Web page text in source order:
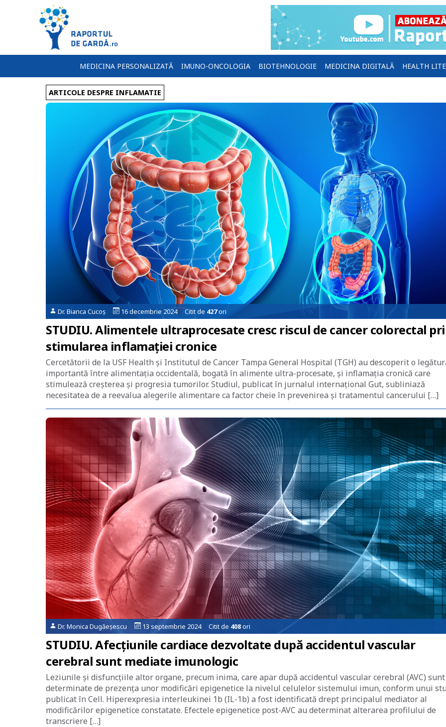
MEDICINA PERSONALIZATĂ IMUNO-ONCOLOGIA BIOTEHNOLOGIE MEDICINA DIGITALĂ HEALTH
ARTICOLE DESPRE INFLAMATIE
Dr. Bianca Cucoș 16 decembrie 2024 Citit de 427ori
STUDIU. Alimentele ultraprocesate cresc riscul de cancer colorectal
stimularea inflamației cronice
Cercetătorii de la USF Health și Institutul de Cancer Tampa General Hospital (TGH) au descoperit o
importantă între alimentația occidentală, bogată în alimente ultra-procesate, și inflamația cronică care
stimulează creșterea și progresia tumorilor. Studiul, publicat în jurnalul internațional Gut, subliniază
necesitatea de a reevalua alegerile alimentare ca factor cheie în prevenirea și tratamentul cancerului […]
Dr. Monica Dugăeșescu 13 septembrie 2024 Citit de 408ori
STUDIU. Afecțiunile cardiace dezvoltate după accidentul vascular
cerebral sunt mediate imunologic
Leziunile și disfuncțiile altor organe, precum inima, care apar după accidentul vascular cerebral (AVC) sunt
determinate de prezența unor modificări epigenetice la nivelul celulelor sistemului imun, conform unui
publicat în Cell. Hiperexpresia interleukinei 1b (IL-1b) a fost identificată drept principalul mediator al
modificărilor epigenetice constatate. Efectele epigenetice post-AVC au determinat alterarea profilului de
transcriere […]